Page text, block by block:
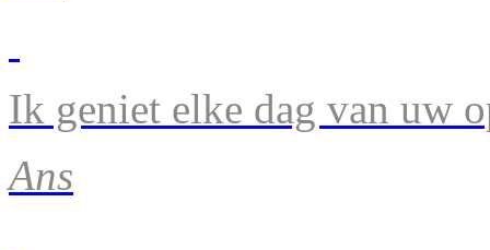
Ik geniet elke dag van uw
Ans